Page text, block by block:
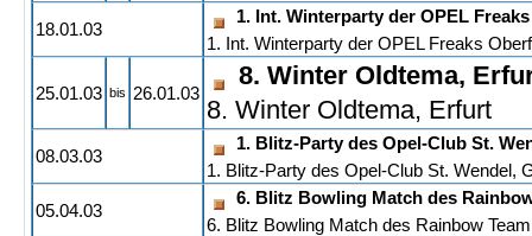
18.01.03
1. Int. Winterparty der OPEL
1. Int. Winterparty der OPEL Freaks
25.01.03 bis 26.01.03
8. Winter Oldtema,
8. Winter Oldtema, Erfurt
08.03.03
1. Blitz-Party des Opel-Club St.
1. Blitz-Party des Opel-Club St. Wendel,
05.04.03
6. Blitz Bowling Match des
6. Blitz Bowling Match des Rainbow